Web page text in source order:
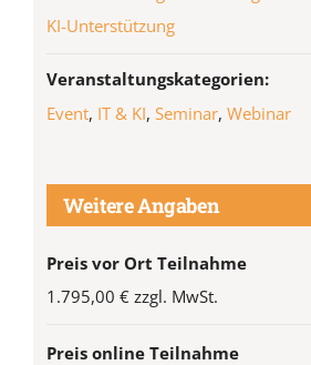
KI-Unterstützung
Veranstaltungskategorien:
Event, IT & KI, Seminar, Webinar
Weitere Angaben
Preis vor Ort Teilnahme
1.795,00 € zzgl. MwSt.
Preis online Teilnahme